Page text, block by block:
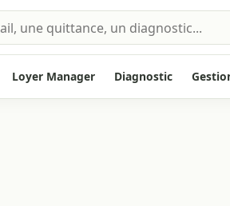
Loyer Manager Diagnostic